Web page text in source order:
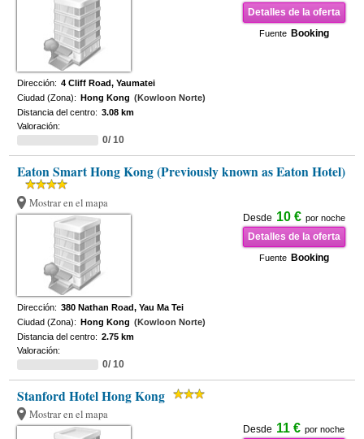
Detalles de la oferta
Fuente Booking
Dirección: 4 Cliff Road, Yaumatei
Ciudad (Zona): Hong Kong (Kowloon Norte)
Distancia del centro: 3.08 km
Valoración:
0/ 10
Eaton Smart Hong Kong (Previously known as Eaton Hotel)
Mostrar en el mapa
Desde 10 € por noche
Detalles de la oferta
Fuente Booking
Dirección: 380 Nathan Road, Yau Ma Tei
Ciudad (Zona): Hong Kong (Kowloon Norte)
Distancia del centro: 2.75 km
Valoración:
0/ 10
Stanford Hotel Hong Kong
Mostrar en el mapa
Desde 11 € por noche